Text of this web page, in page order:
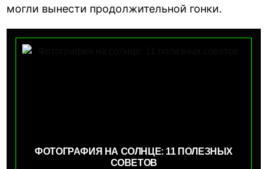
могли вынести продолжительной гонки.
ФОТОГРАФИЯ НА СОЛНЦЕ: 11 ПОЛЕЗНЫХ
СОВЕТОВ